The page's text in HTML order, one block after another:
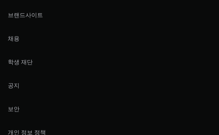
브랜드사이트
채용
학생 재단
공지
보안
개인 정보 정책